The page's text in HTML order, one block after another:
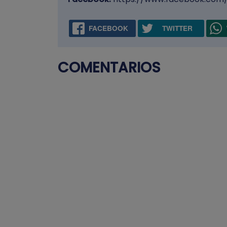
FACEBOOK TWITTER
COMENTARIOS